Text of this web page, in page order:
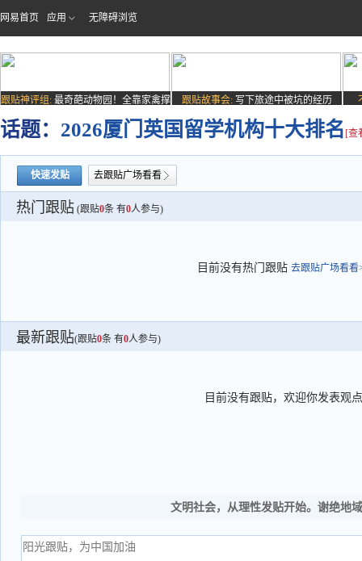
网易首页 应用 无障碍浏览
跟贴神评组: 最奇葩动物园！全靠家禽撑
跟贴故事会: 写下旅途中被坑的经历
话题： 2026厦门英国留学机构十大排名 [查
快速发贴 去跟贴广场看看
热门跟贴 (跟贴0条 有0人参与)
目前没有热门跟贴 去跟贴广场看看
最新跟贴(跟贴0条 有0人参与)
目前没有跟贴，欢迎你发表观点
文明社会，从理性发贴开始。谢绝地